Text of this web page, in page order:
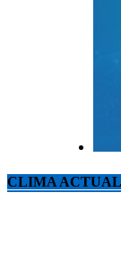
CLIMA ACTUAL